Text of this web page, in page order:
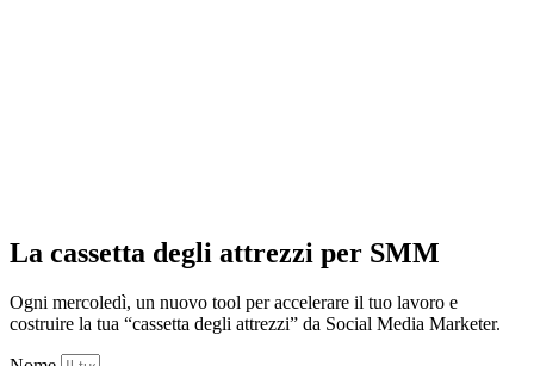
La cassetta degli attrezzi per SMM
Ogni mercoledì, un nuovo tool per accelerare il tuo lavoro e
costruire la tua “cassetta degli attrezzi” da Social Media Marketer.